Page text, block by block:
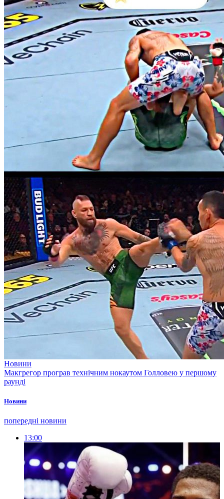
Новини
Макгрегор програв технічним нокаутом Голловею у першому
раунді
Новини
попередні новини
13:00